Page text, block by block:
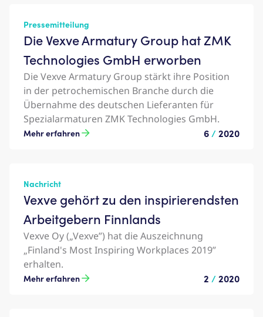
Pressemitteilung
Die Vexve Armatury Group hat ZMK
Technologies GmbH erworben
Die Vexve Armatury Group stärkt ihre Position
in der petrochemischen Branche durch die
Übernahme des deutschen Lieferanten für
Spezialarmaturen ZMK Technologies GmbH.
Mehr erfahren 6 /2020
Nachricht
Vexve gehört zu den inspirierendsten
Arbeitgebern Finnlands
Vexve Oy („Vexve”) hat die Auszeichnung
„Finland's Most Inspiring Workplaces 2019”
erhalten.
Mehr erfahren 2 /2020